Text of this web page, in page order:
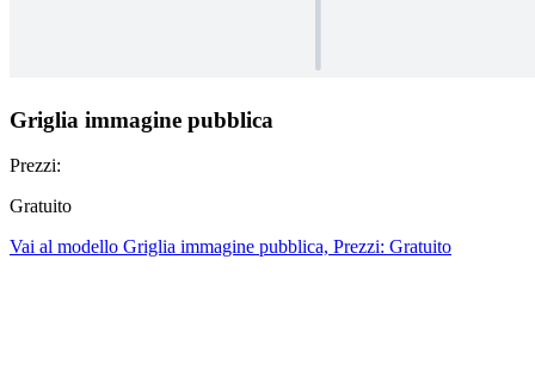
Griglia immagine pubblica
Prezzi:
Gratuito
Vai al modello Griglia immagine pubblica, Prezzi: Gratuito